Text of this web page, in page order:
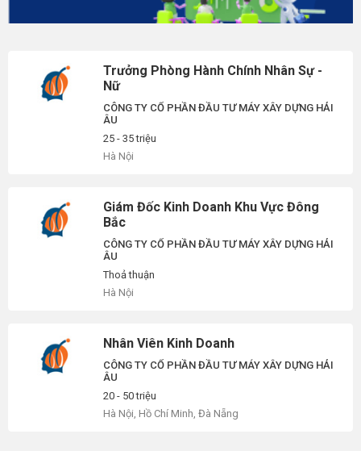
Trưởng Phòng Hành Chính Nhân Sự -
Nữ
CÔNG TY CỔ PHẦN ĐẦU TƯ MÁY XÂY DỰNG HẢI
ÂU
25 - 35 triệu
Hà Nội
Giám Đốc Kinh Doanh Khu Vực Đông
Bắc
CÔNG TY CỔ PHẦN ĐẦU TƯ MÁY XÂY DỰNG HẢI
ÂU
Thoả thuận
Hà Nội
Nhân Viên Kinh Doanh
CÔNG TY CỔ PHẦN ĐẦU TƯ MÁY XÂY DỰNG HẢI
ÂU
20 - 50 triệu
Hà Nội, Hồ Chí Minh, Đà Nẵng